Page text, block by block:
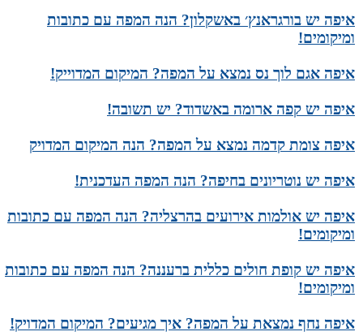
איפה יש בורגראנץ׳ באשקלון? הנה המפה עם כתובות
ומיקומים!
איפה אגם לוך נס נמצא על המפה? המיקום המדוייק!
איפה יש קפה ארומה באשדוד? יש תשובה!
איפה צומת קדמה נמצא על המפה? הנה המיקום המדויק
איפה יש נוטריונים בחיפה? הנה המפה העדכנית!
איפה יש אולמות אירועים בהרצליה? הנה המפה עם כתובות
ומיקומים!
איפה יש קופת חולים כללית ברעננה? הנה המפה עם כתובות
ומיקומים!
איפה נחף נמצאת על המפה? איך מגיעים? המיקום המדויק!